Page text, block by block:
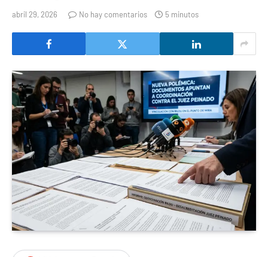
abril 29, 2026 No hay comentarios 5 minutos